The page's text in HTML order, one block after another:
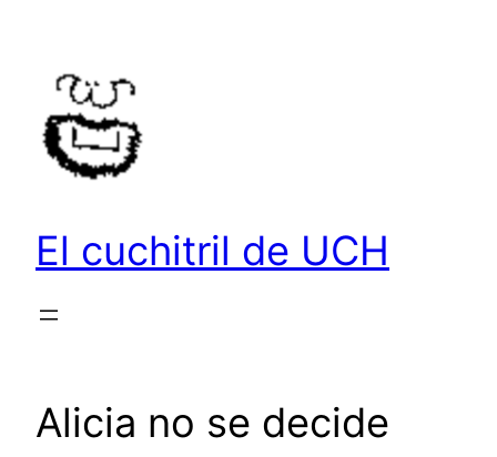
contenido
El cuchitril de UCH
Alicia no se decide